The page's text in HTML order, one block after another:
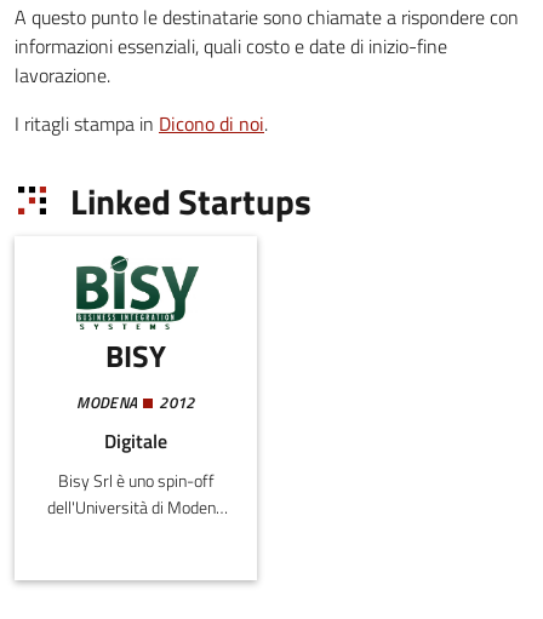
A questo punto le destinatarie sono chiamate a rispondere con
informazioni essenziali, quali costo e date di inizio-fine
lavorazione.
I ritagli stampa in Dicono di noi.
Linked Startups
BISY
MODENA 2012
Digitale
Bisy Srl è uno spin-off
dell'Università di Modena
innovativo software di